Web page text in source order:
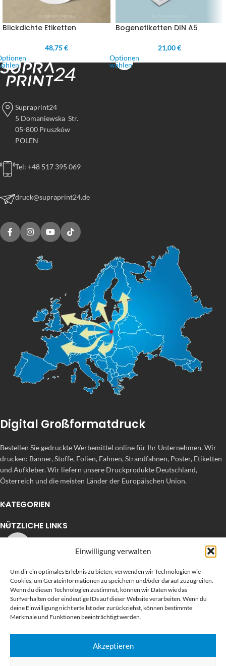
Einwilligung verwalten
Um dir ein optimales Erlebnis zu bieten, verwenden wir Technologien wie
Cookies, um Geräteinformationen zu speichern und/oder darauf zuzugreifen.
Wenn du diesen Technologien zustimmst, können wir Daten wie das
Surfverhalten oder eindeutige IDs auf dieser Website verarbeiten. Wenn du
deine Einwilligung nicht erteilst oder zurückziehst, können bestimmte
Merkmale und Funktionen beeinträchtigt werden.
Akzeptieren
Blickdichte Etiketten
48,75 €
Bogenetiketten DIN A5
21,00 €
Optionen
wählen
Supraprint24
5 Domaniewska Str.
05-800 Pruszków
POLEN
Tel: +48 517 395 069
druck@supraprint24.de
Digital Großformatdruck
Bestellen Sie gedruckte Werbemittel online für Ihr Unternehmen. Wir
drucken: Banner, Stoffe, Folien, Fahnen, Strandfahnen, Poster, Etiketten
und Aufkleber. Wir liefern unsere Druckprodukte Deutschland,
Österreich und die meisten Länder der Europäischen Union.
KATEGORIEN
NÜTZLICHE LINKS
BEWERTEN SIE UNS AUF GOOGLE